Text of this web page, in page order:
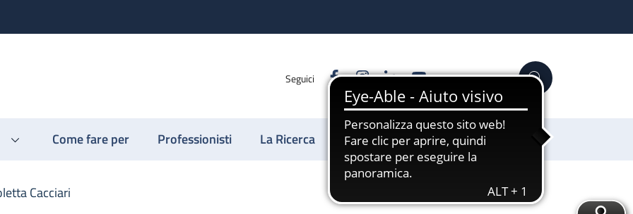
Seguici FacebookInstagram
LinkedinYouTube Cerca
Come fare per Professionisti La Ricerca Sostienici
Cacciari